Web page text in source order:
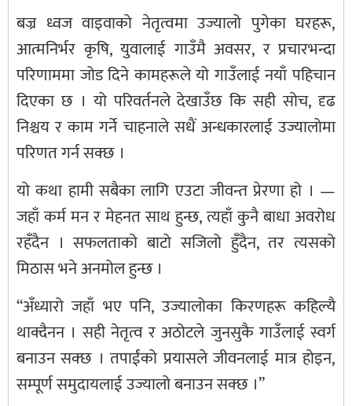
बज्र ध्वज वाइवाको नेतृत्वमा उज्यालो पुगेका घरहरू,
आत्मनिर्भर कृषि, युवालाई गाउँमै अवसर, र प्रचारभन्दा
परिणाममा जोड दिने कामहरूले यो गाउँलाई नयाँ पहिचान
दिएका छ । यो परिवर्तनले देखाउँछ कि सही सोच, दृढ
निश्चय र काम गर्ने चाहनाले सधैं अन्धकारलाई उज्यालोमा
परिणत गर्न सक्छ ।
यो कथा हामी सबैका लागि एउटा जीवन्त प्रेरणा हो । —
जहाँ कर्म मन र मेहनत साथ हुन्छ, त्यहाँ कुनै बाधा अवरोध
रहँदैन । सफलताको बाटो सजिलो हुँदैन, तर त्यसको
मिठास भने अनमोल हुन्छ ।
“अँध्यारो जहाँ भए पनि, उज्यालोका किरणहरू कहिल्यै
थाक्दैनन । सही नेतृत्व र अठोटले जुनसुकै गाउँलाई स्वर्ग
बनाउन सक्छ । तपाईंको प्रयासले जीवनलाई मात्र होइन,
सम्पूर्ण समुदायलाई उज्यालो बनाउन सक्छ ।”